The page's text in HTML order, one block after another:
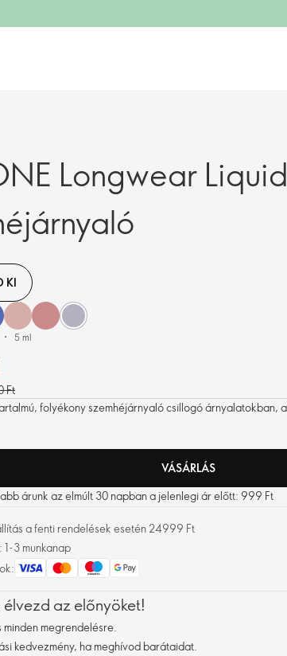
Longwear
KI
5 ml
Ft
folyékony szemhéjárnyaló csillogó árnyalatokban,
VÁSÁRLÁS
árunk az elmúlt 30 napban a jelenlegi ár előtt: 999 Ft
a fenti rendelések esetén 24999 Ft
1-3 munkanap
az előnyöket!
minden megrendelésre.
kedvezmény, ha meghívod barátaidat.